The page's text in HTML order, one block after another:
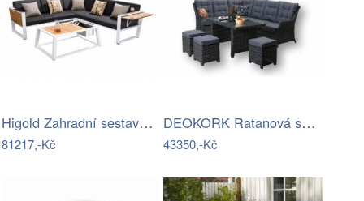
Higold Zahradní sestava HIGOLD - York…
81217,-Kč
DEOKORK Ratanová sestava DAKOTA …
43350,-Kč